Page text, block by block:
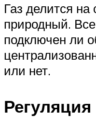
Газ делится
природный.
подключен ли
или нет.